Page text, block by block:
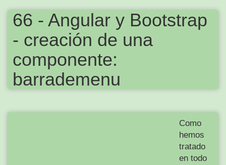
66 - Angular y Bootstrap
- creación de una
componente:
barrademenu
Como
hemos
tratado
en todo